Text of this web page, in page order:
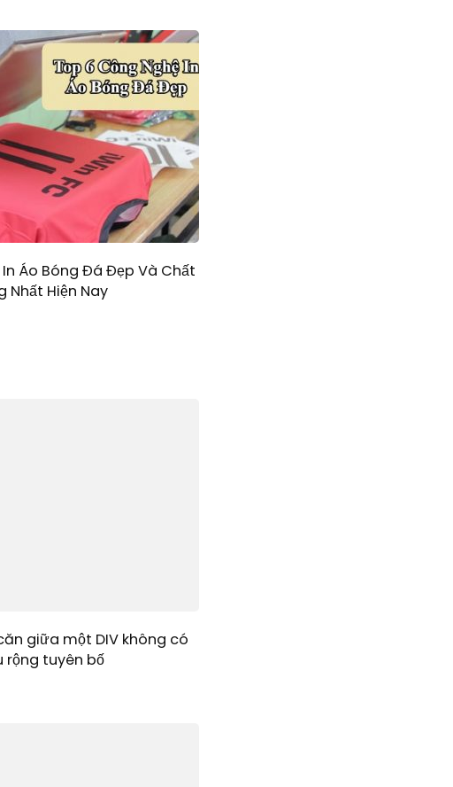
Áo Bóng Đá Đẹp Và Chất
Nhất Hiện Nay
giữa một DIV không có
rộng tuyên bố